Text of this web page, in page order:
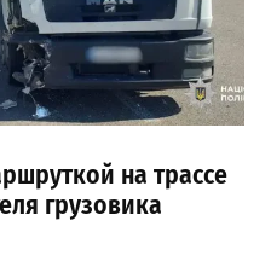
на трассе
грузовика